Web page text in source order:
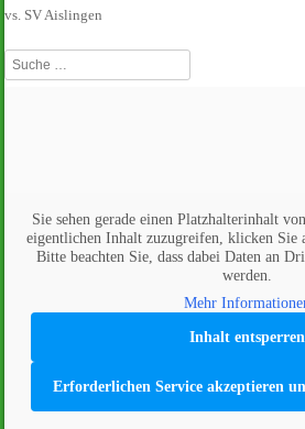
Beitrags-Navigation
vs. SV Aislingen
Suche
Sie sehen gerade einen Platzhalterinhalt von
eigentlichen Inhalt zuzugreifen, klicken Sie
Bitte beachten Sie, dass dabei Daten an
werden.
Mehr
Inhalt entsperren
Erforderlichen Service akzeptieren